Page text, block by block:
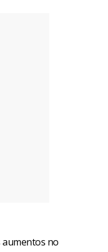
aumentos no